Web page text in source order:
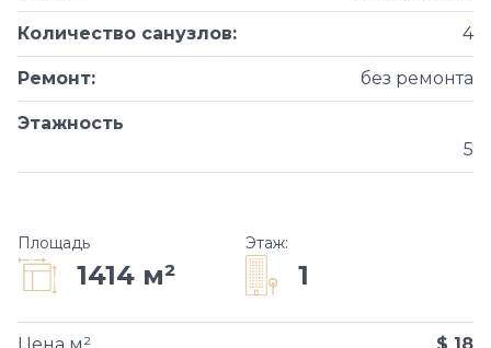
Количество санузлов: 4
Ремонт: без ремонта
Этажность
5
Площадь
1414 м²
Этаж:
1